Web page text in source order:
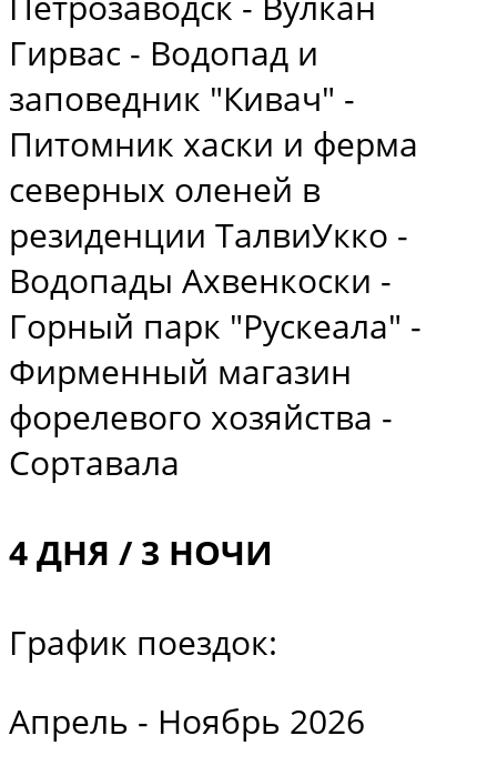
Гирвас - Водопад и
заповедник "Кивач" -
Питомник хаски и ферма
северных оленей в
резиденции ТалвиУкко -
Водопады Ахвенкоски -
Горный парк "Рускеала" -
Фирменный магазин
форелевого хозяйства -
Сортавала
4 ДНЯ / 3 НОЧИ
График поездок:
Апрель - Ноябрь 2026